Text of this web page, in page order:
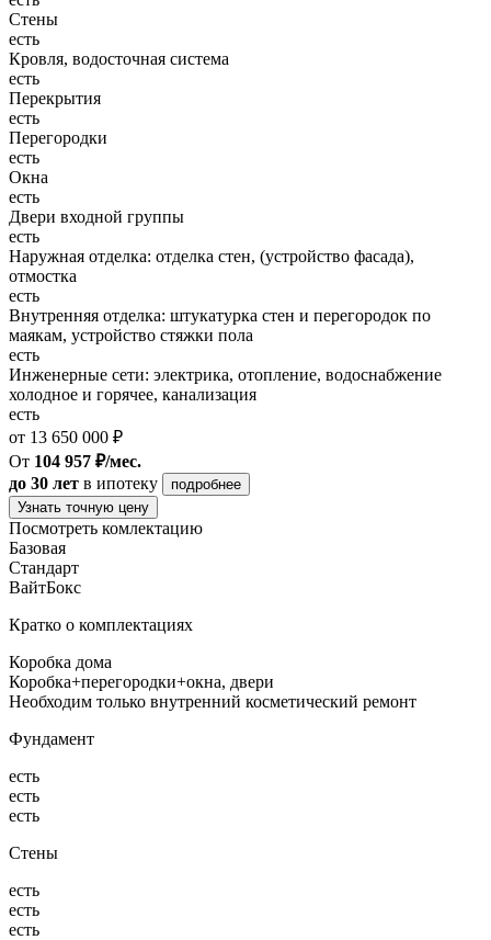
Стены
есть
Кровля, водосточная система
есть
Перекрытия
есть
Перегородки
есть
Окна
есть
Двери входной группы
есть
Наружная отделка: отделка стен, (устройство фасада),
отмостка
есть
Внутренняя отделка: штукатурка стен и перегородок по
маякам, устройство стяжки пола
есть
Инженерные сети: электрика, отопление, водоснабжение
холодное и горячее, канализация
есть
от 13 650 000 ₽
От 104 957 ₽/мес.
до 30 лет в ипотеку
подробнее
Узнать точную цену
Посмотреть комлектацию
Базовая
Стандарт
ВайтБокс
Кратко о комплектациях
Коробка дома
Коробка+перегородки+окна, двери
Необходим только внутренний косметический ремонт
Фундамент
есть
есть
есть
Стены
есть
есть
есть